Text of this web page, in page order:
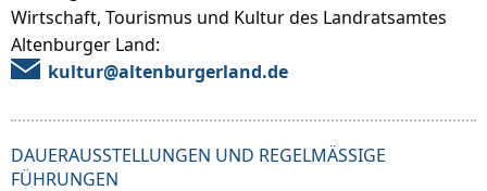
Wirtschaft, Tourismus und Kultur des Landratsamtes
Altenburger Land:
kultur@altenburgerland.de
DAUERAUSSTELLUNGEN UND REGELMÄSSIGE F
ÜHRUNGEN